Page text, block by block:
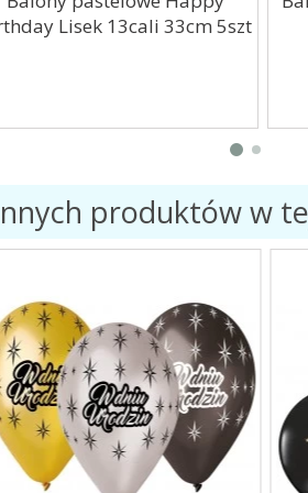
Lisek 13cali 33cm 5szt
produktów w